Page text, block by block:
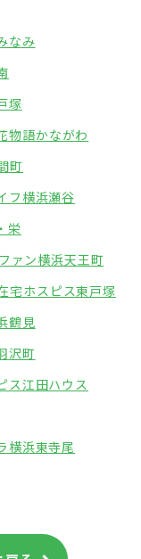
なみ
塚
物語かながわ
町
フ横浜瀬谷
栄
ァン横浜天王町
宅ホスピス東戸塚
鶴見
沢町
ス江田ハウス
横浜東寺尾